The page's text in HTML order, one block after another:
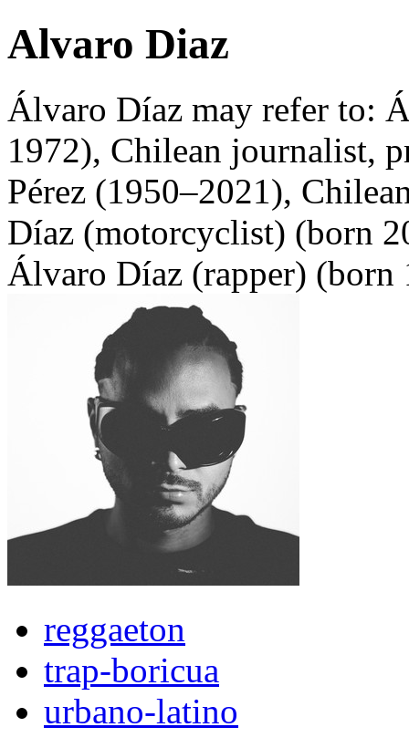
Alvaro Diaz
Álvaro Díaz may refer to:
1972), Chilean journalist,
Pérez (1950–2021),
Díaz (motorcyclist) (born
Álvaro Díaz (rapper) (born
reggaeton
trap-boricua
urbano-latino